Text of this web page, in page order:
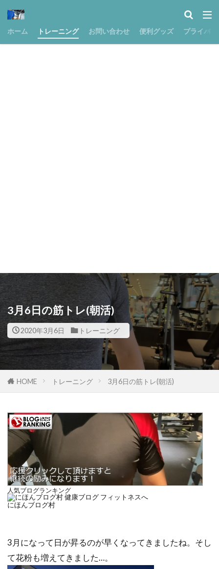
ホーム トレーニング お問い合わせ 便利グッズ プライバ
3月6日の筋トレ(朝活)
2020年3月6日 トレーニング
HOME トレーニング 3月6日の筋トレ(朝活)
人気ブログランキング
にほんブログ村
3月になって日が昇るのが早くなってきましたね。そし
て花粉も増えてきました…。